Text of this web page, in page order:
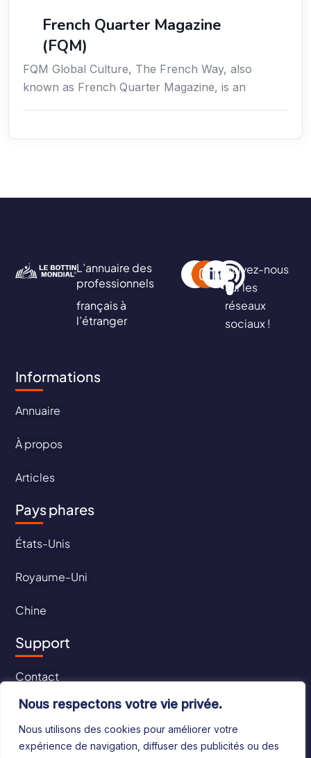
Nous respectons votre vie privée.
Nous utilisons des cookies pour améliorer votre
expérience de navigation, diffuser des publicités ou des
French Quarter Magazine
(FQM)
FQM Global Culture, The French Way, also
known as French Quarter Magazine, is an
L’annuaire des
professionnels
français à
l’étranger
Suivez-nous
sur les
réseaux
sociaux !
Informations
Annuaire
À propos
Articles
Pays phares
États-Unis
Royaume-Uni
Chine
Support
Contact
CGU
CGV